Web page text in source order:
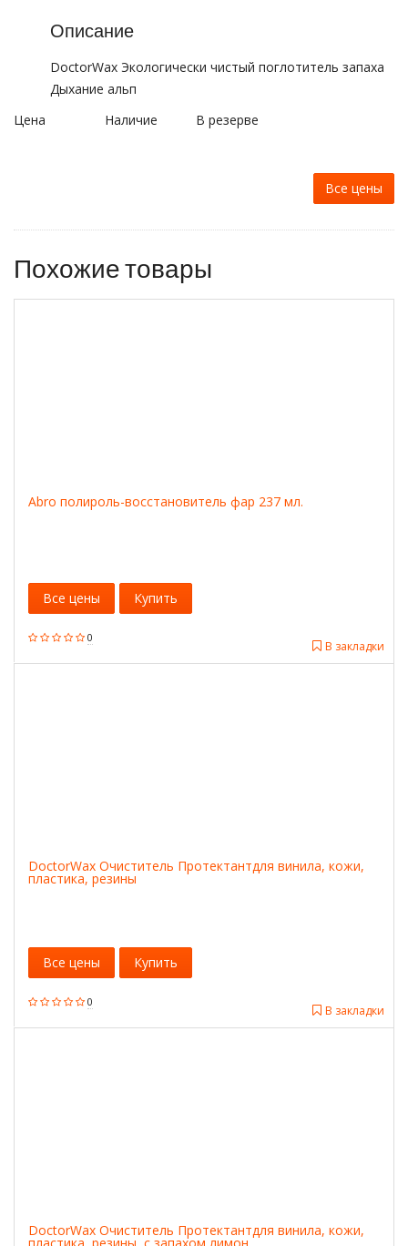
Описание
DoctorWax Экологически чистый поглотитель запаха
Дыхание альп
Цена
Наличие В резерве
Все цены
Похожие товары
Abro полироль-восстановитель фар 237 мл.
0
В закладки
Все цены Купить
DoctorWax Очиститель Протектантдля винила, кожи,
пластика, резины
0
В закладки
Все цены Купить
DoctorWax Очиститель Протектантдля винила, кожи,